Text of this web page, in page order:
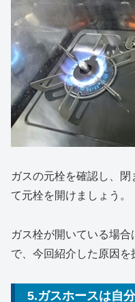
ガスの元栓を確認し、
て元栓を開けましょう。
ガス栓が開いている場
で、今回紹介した原因を
5.ガスホースは自